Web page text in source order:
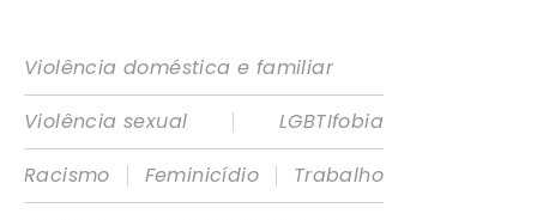
Violência doméstica e familiar
Violência sexual
|
LGBTIfobia
Racismo
| Feminicídio |
Trabalho